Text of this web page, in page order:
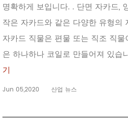
명확하게 보입니다. . 단면 자카드,
작은 자카드와 같은 다양한 유형의
자카드 직물은 편물 또는 직조 직
은 하나하나 코일로 만들어져 있습
기
Jun 05,2020 산업 뉴스